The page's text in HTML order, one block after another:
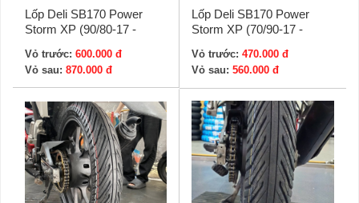
Lốp Deli SB170 Power
Storm XP (90/80-17 -
Vỏ trước: 600.000 đ
Vỏ sau: 870.000 đ
Lốp Deli SB170 Power
Storm XP (70/90-17 -
Vỏ trước: 470.000 đ
Vỏ sau: 560.000 đ